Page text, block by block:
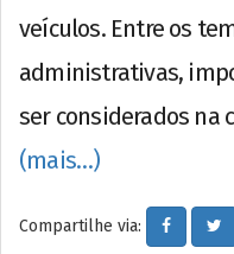
veículos. Entre os
administrativas,
ser considerados na
(mais…)
Compartilhe via: